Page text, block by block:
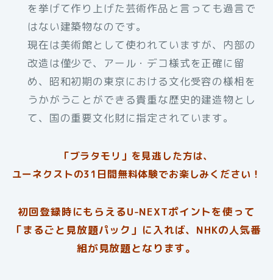
を挙げて作り上げた芸術作品と言っても過言で
はない建築物なのです。
現在は美術館として使われていますが、内部の
改造は僅少で、アール・デコ様式を正確に留
め、昭和初期の東京における文化受容の様相を
うかがうことができる貴重な歴史的建造物とし
て、国の重要文化財に指定されています。
「ブラタモリ」を見逃した方は、
ユーネクストの31日間無料体験でお楽しみください！
初回登録時にもらえるU-NEXTポイントを使って
「まるごと見放題パック」に入れば、NHKの人気番
組が見放題となります。